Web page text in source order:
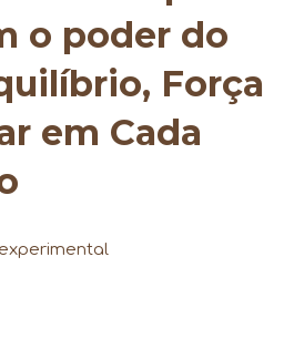
o poder do
Força
em Cada